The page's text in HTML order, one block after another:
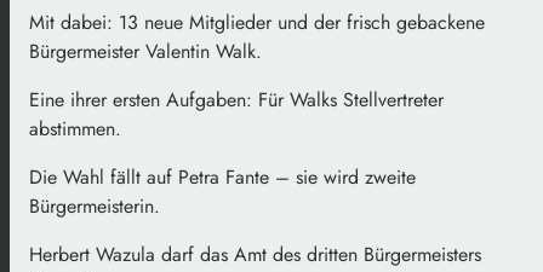
Mit dabei: 13 neue Mitglieder und der frisch gebackene
Bürgermeister Valentin Walk.
Eine ihrer ersten Aufgaben: Für Walks Stellvertreter
abstimmen.
Die Wahl fällt auf Petra Fante – sie wird zweite
Bürgermeisterin.
Herbert Wazula darf das Amt des dritten Bürgermeisters